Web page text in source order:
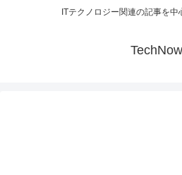
ITテクノロジー関連の記事を